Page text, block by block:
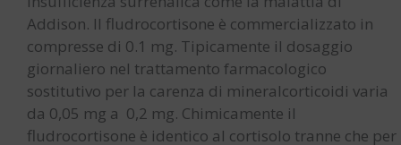
Addison. Il fludrocortisone è commercializzato in
compresse di 0.1 mg. Tipicamente il dosaggio
giornaliero nel trattamento farmacologico
sostitutivo per la carenza di mineralcorticoidi varia
da 0,05 mg a 0,2 mg. Chimicamente il
fludrocortisone è identico al cortisolo tranne che per